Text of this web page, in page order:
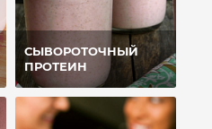
СЫВОРОТОЧНЫЙ
ПРОТЕИН